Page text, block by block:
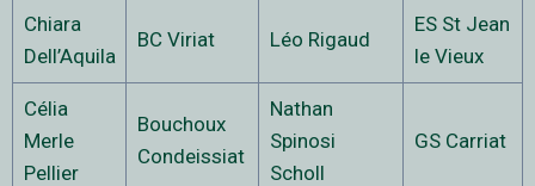
Chiara
Dell’Aquila
BC Viriat Léo Rigaud
ES St Jean
le Vieux
Célia
Merle
Pellier
Bouchoux
Condeissiat
Nathan
Spinosi
Scholl
GS Carriat